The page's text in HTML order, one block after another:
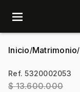
menu
Inicio/Matrimonio/
Ref. 5320002053
$ 13.600.000